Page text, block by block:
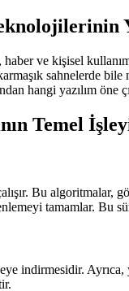
ve kişisel
sahnelerde
hangi yazılım öne
Temel
Bu
tamamlar. Bu
indirmesidir.